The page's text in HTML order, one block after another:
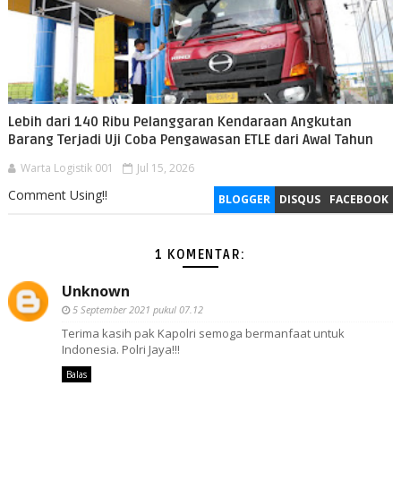
Lebih dari 140 Ribu Pelanggaran Kendaraan Angkutan
Barang Terjadi Uji Coba Pengawasan ETLE dari Awal Tahun
Warta Logistik 001 Jul 15, 2026
BLOGGER DISQUS FACEBOOK
Comment Using!!
1 KOMENTAR:
Unknown
5 September 2021 pukul 07.12
Terima kasih pak Kapolri semoga bermanfaat untuk
Indonesia. Polri Jaya!!!
Balas